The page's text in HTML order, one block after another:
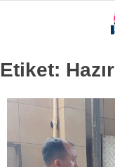
Etiket: Hazır